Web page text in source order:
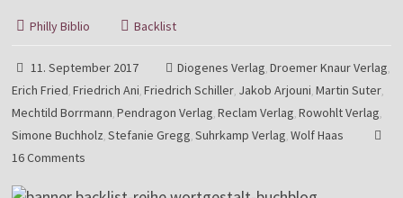
Philly Biblio Backlist
11. September 2017 Diogenes Verlag,Droemer Knaur Verlag,
Erich Fried,Friedrich Ani,Friedrich Schiller, Jakob Arjouni,Martin Suter,
Mechtild Borrmann,Pendragon Verlag,Reclam Verlag,Rowohlt Verlag,
Simone Buchholz,Stefanie Gregg,Suhrkamp Verlag,Wolf Haas
16 Comments